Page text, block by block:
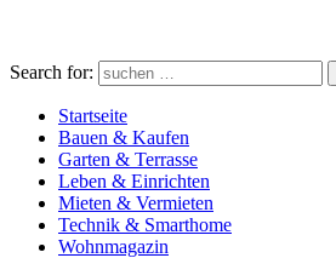
Search for:
Startseite
Bauen & Kaufen
Garten & Terrasse
Leben & Einrichten
Mieten & Vermieten
Technik & Smarthome
Wohnmagazin